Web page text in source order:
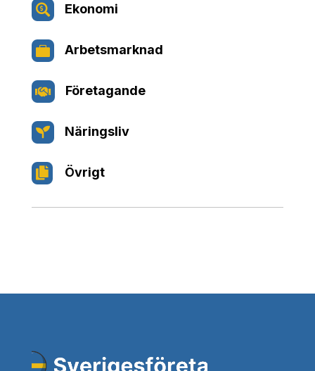
 Ekonomi
 Arbetsmarknad
 Företagande
 Näringsliv
 Övrigt